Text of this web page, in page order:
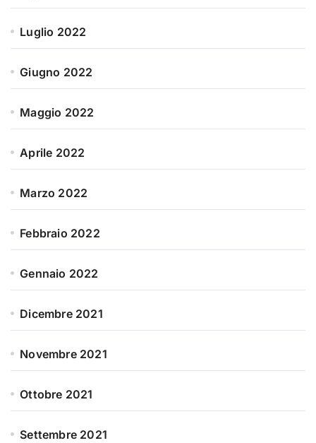
Luglio 2022
Giugno 2022
Maggio 2022
Aprile 2022
Marzo 2022
Febbraio 2022
Gennaio 2022
Dicembre 2021
Novembre 2021
Ottobre 2021
Settembre 2021